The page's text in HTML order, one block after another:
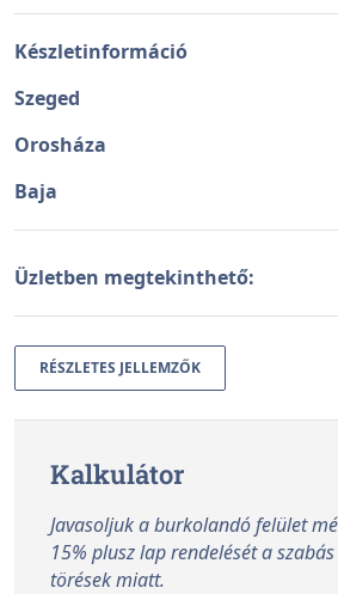
Készletinformáció
Szeged
Orosháza
Baja
Üzletben megtekinthető:
RÉSZLETES JELLEMZŐK
Kalkulátor
Javasoljuk a burkolandó felület
15% plusz lap rendelését a
törések miatt.